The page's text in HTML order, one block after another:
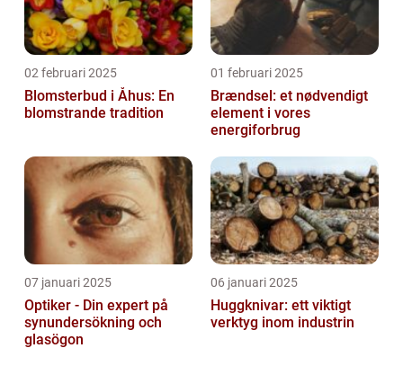
02 februari 2025
Blomsterbud i Åhus: En
blomstrande tradition
01 februari 2025
Brændsel: et nødvendigt
element i vores
energiforbrug
07 januari 2025
Optiker - Din expert på
synundersökning och
glasögon
06 januari 2025
Huggknivar: ett viktigt
verktyg inom industrin